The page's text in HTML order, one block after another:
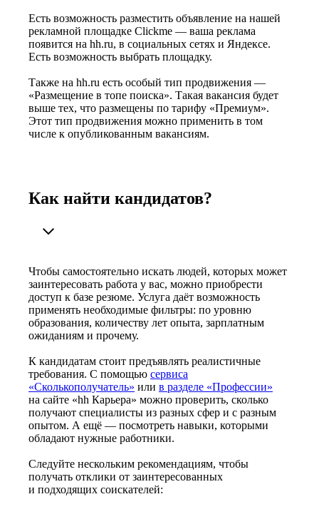
Есть возможность разместить объявление на нашей
рекламной площадке Clickme — ваша реклама
появится на hh.ru, в социальных сетях и Яндексе.
Есть возможность выбрать площадку.
Также на hh.ru есть особый тип продвижения —
«Размещение в топе поиска». Такая вакансия будет
выше тех, что размещены по тарифу «Премиум».
Этот тип продвижения можно применить в том
числе к опубликованным вакансиям.
Как найти кандидатов?
Чтобы самостоятельно искать людей, которых может
заинтересовать работа у вас, можно приобрести
доступ к базе резюме. Услуга даёт возможность
применять необходимые фильтры: по уровню
образования, количеству лет опыта, зарплатным
ожиданиям и прочему.
К кандидатам стоит предъявлять реалистичные
требования. С помощью сервиса
«Сколькополучатель» или в разделе «Профессии»
на сайте «hh Карьера» можно проверить, сколько
получают специалисты из разных сфер и с разным
опытом. А ещё — посмотреть навыки, которыми
обладают нужные работники.
Следуйте нескольким рекомендациям, чтобы
получать отклики от заинтересованных
и подходящих соискателей: